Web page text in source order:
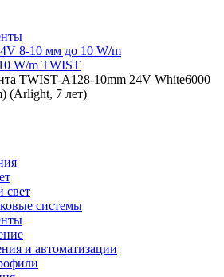
8-10 мм до 10 W/m
W/m TWIST
TWIST-A128-10mm 24V White6000
(Arlight, 7 лет)
свет
системы
и автоматизации